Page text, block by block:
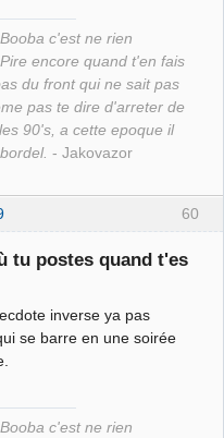
c'est ne rien
encore quand t'en fais
du front qui ne sait pas
pas te dire d'arreter de
90's, a cette epoque il
- Jakovazor
60
tu postes quand t'es
inverse ya pas
se barre en une soirée
c'est ne rien